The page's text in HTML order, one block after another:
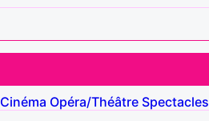
Cinéma Opéra/Théâtre Spectacles